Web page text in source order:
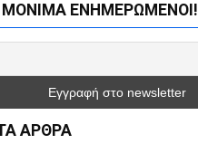
ΜΌΝΙΜΑ ΕΝΗΜΕΡΏΜΕΝΟΙ!
ΆΡΘΡΑ